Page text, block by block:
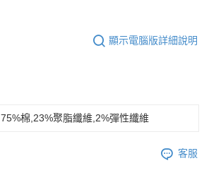
顯示電腦版詳細說明
75%棉,23%聚脂纖維,2%彈性纖維
客服